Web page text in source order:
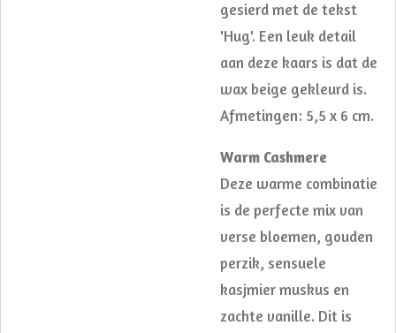
gesierd met de tekst
'Hug'. Een leuk detail
aan deze kaars is dat de
wax beige gekleurd is.
Afmetingen: 5,5 x 6 cm.
Warm Cashmere
Deze warme combinatie
is de perfecte mix van
verse bloemen, gouden
perzik, sensuele
kasjmier muskus en
zachte vanille. Dit is